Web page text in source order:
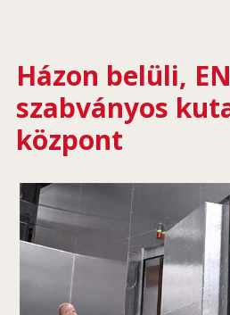
Házon belüli,
szabványos
központ